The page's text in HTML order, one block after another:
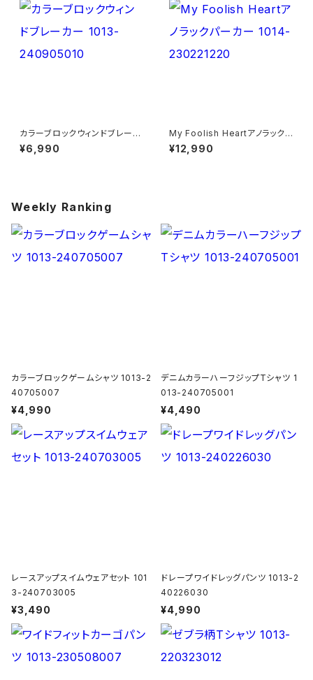
カラーブロックウィンドブレーカ
ー 1013-240905010
¥6,990
My Foolish Heartアノラックパ
ーカー 1014-230221220
¥12,990
Weekly Ranking
カラーブロックゲームシャツ 1013-2
40705007
¥4,990
デニムカラーハーフジップTシャツ 1
013-240705001
¥4,490
レースアップスイムウェアセット 101
3-240703005
¥3,490
ドレープワイドレッグパンツ 1013-2
40226030
¥4,990